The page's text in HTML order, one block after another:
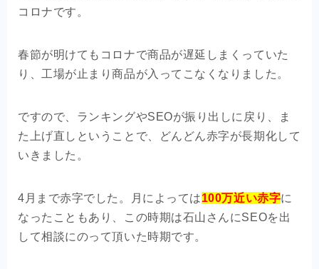
コロナです。
春節が明けてもコロナで商品が遅延しまくっていた
り、工場が止まり商品が入ってこなくなりました。
ですので、ランキングやSEOが振り出しに戻り、ま
た上げ直しということで、どんどん赤字が長期化して
いきました。
4月まで赤字でした。月によっては100万近い赤字に
なったこともあり、この時期は石山さんにSEOを出
して相談にのって頂いた時期です。